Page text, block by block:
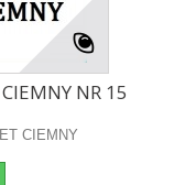
NR 15
CIEMNY